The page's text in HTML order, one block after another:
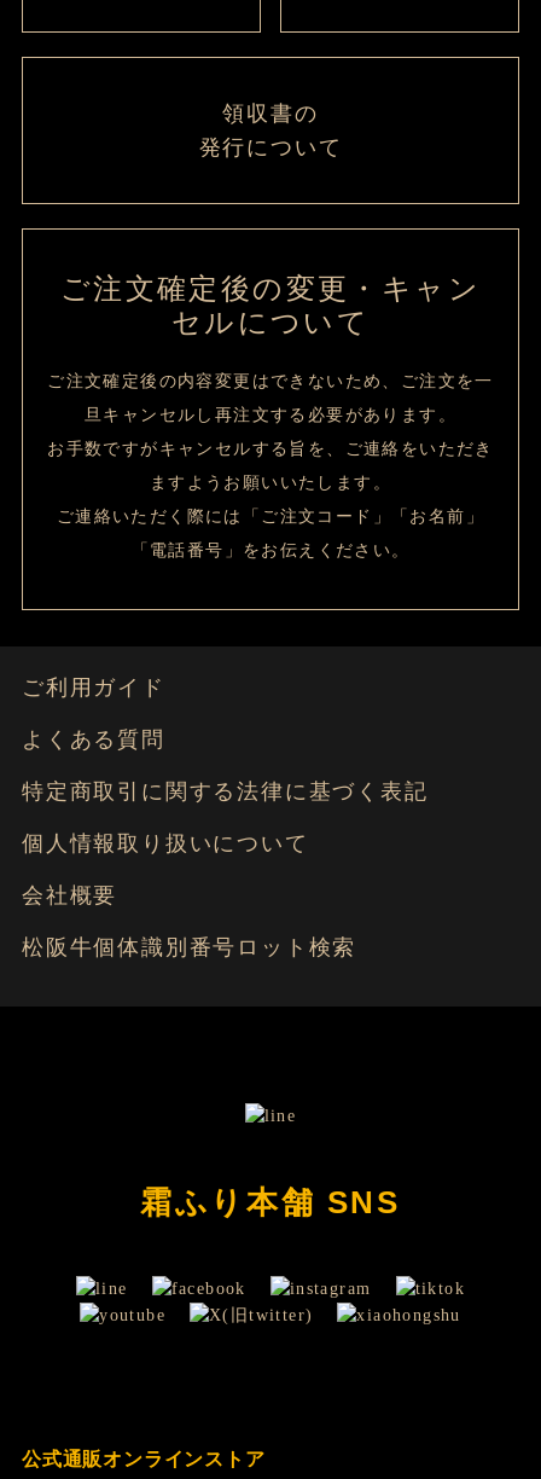
領収書の
発行について
ご注文確定後の変更・キャン
セルについて
ご注文確定後の内容変更はできないため、ご注文を一
旦キャンセルし再注文する必要があります。
お手数ですがキャンセルする旨を、ご連絡をいただき
ますようお願いいたします。
ご連絡いただく際には「ご注文コード」「お名前」
「電話番号」をお伝えください。
ご利用ガイド
よくある質問
特定商取引に関する法律に基づく表記
個人情報取り扱いについて
会社概要
松阪牛個体識別番号ロット検索
霜ふり本舗 SNS
公式通販オンラインストア